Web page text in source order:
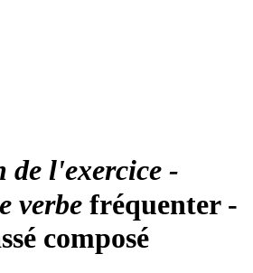
de l'exercice -
verbe fréquenter -
composé